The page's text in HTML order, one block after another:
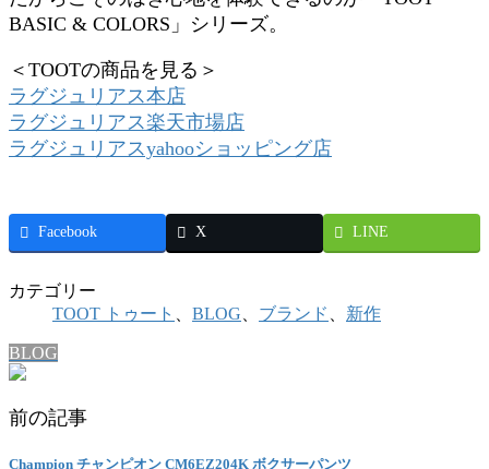
BASIC & COLORS」シリーズ。
＜TOOTの商品を見る＞
ラグジュリアス本店
ラグジュリアス楽天市場店
ラグジュリアスyahooショッピング店
Facebook X LINE
カテゴリー
TOOT トゥート
BLOG ブランド 新作
BLOG
前の記事
Champion チャンピオン CM6EZ204K ボクサーパンツ